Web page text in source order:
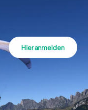
Hier anmelden